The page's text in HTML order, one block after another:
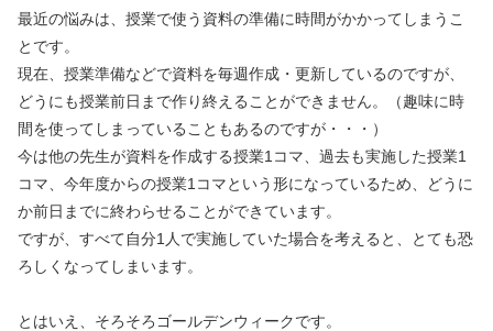
最近の悩みは、授業で使う資料の準備に時間がかかってしまうこ
とです。
現在、授業準備などで資料を毎週作成・更新しているのですが、
どうにも授業前日まで作り終えることができません。（趣味に時
間を使ってしまっていることもあるのですが・・・）
今は他の先生が資料を作成する授業1コマ、過去も実施した授業1
コマ、今年度からの授業1コマという形になっているため、どうに
か前日までに終わらせることができています。
ですが、すべて自分1人で実施していた場合を考えると、とても恐
ろしくなってしまいます。
とはいえ、そろそろゴールデンウィークです。